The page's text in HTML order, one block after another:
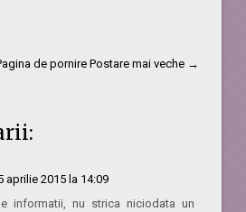
Postare mai veche →
de pornire
aprilie 2015 la 14:09
informatii, nu strica niciodata un